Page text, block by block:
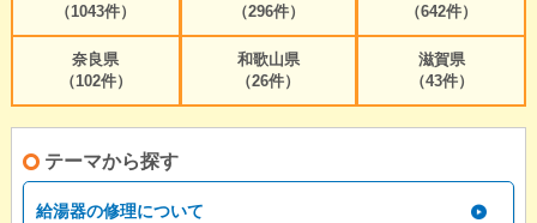
（1043件）
（296件）
（642件）
奈良県
（102件）
和歌山県
（26件）
滋賀県
（43件）
テーマから探す
給湯器の修理について